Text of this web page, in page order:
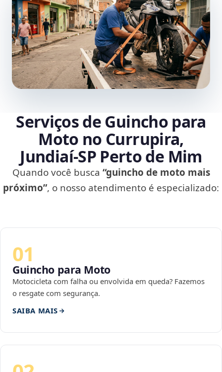
Serviços de Guincho para
Moto no Currupira,
Jundiaí‑SP Perto de Mim
Quando você busca “guincho de moto mais
próximo”, o nosso atendimento é especializado:
01
Guincho para Moto
Motocicleta com falha ou envolvida em queda? Fazemos
o resgate com segurança.
SAIBA MAIS